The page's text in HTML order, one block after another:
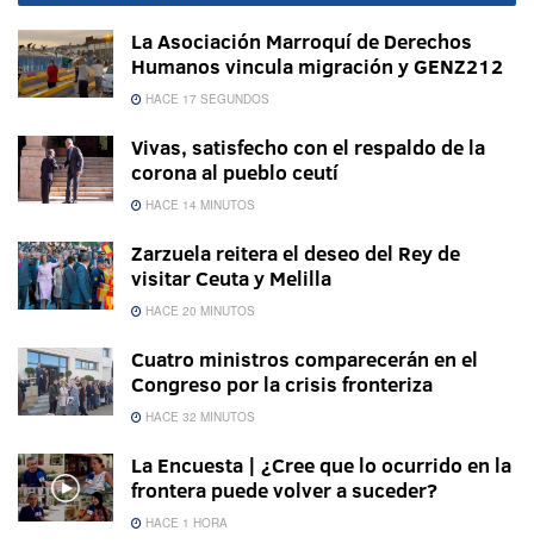
La Asociación Marroquí de Derechos
Humanos vincula migración y GENZ212
HACE 17 SEGUNDOS
Vivas, satisfecho con el respaldo de la
corona al pueblo ceutí
HACE 14 MINUTOS
Zarzuela reitera el deseo del Rey de
visitar Ceuta y Melilla
HACE 20 MINUTOS
Cuatro ministros comparecerán en el
Congreso por la crisis fronteriza
HACE 32 MINUTOS
La Encuesta | ¿Cree que lo ocurrido en la
frontera puede volver a suceder?
HACE 1 HORA